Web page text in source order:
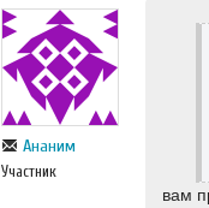
Ананим
Участник
вам